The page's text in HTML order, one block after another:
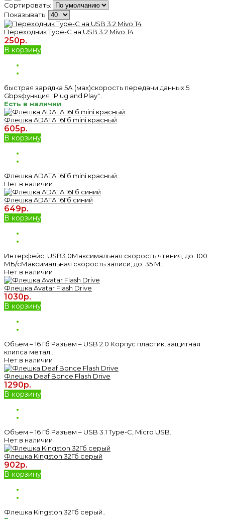
Сортировать:
Показывать:
Переходник Type-C на USB 3.2 Mivo T4
250р.
В корзину
быстрая зарядка 5А (мах)скорость передачи данных 5
Gbpsфункция "Plug and Play"..
Есть в наличии
Флешка ADATA 16Гб mini красный
605р.
В корзину
Флешка ADATA 16Гб mini красный..
Нет в наличии
Флешка ADATA 16Гб синий
649р.
В корзину
Интерфейс: USB3.0Максимальная скорость чтения, до: 100
МБ/сМаксимальная скорость записи, до: 35 М..
Нет в наличии
Флешка Avatar Flash Drive
1030р.
В корзину
Объем – 16 Гб Разъем – USB 2.0 Корпус пластик, защитная
клипса метал...
Нет в наличии
Флешка Deaf Bonce Flash Drive
1290р.
В корзину
Объем – 16 Гб Разъем – USB 3.1 Type-C, Micro USB..
Нет в наличии
Флешка Kingston 32Гб серый
902р.
В корзину
Флешка Kingston 32Гб серый..